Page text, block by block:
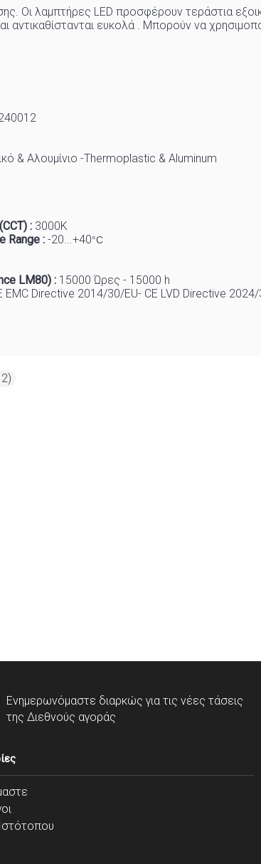
Οι λαμπτήρες LED προσφέρουν τεράστια
ευκολά . Μπορούν να
& Αλουμίνιο -Thermoplastic & Aluminum
: 3000K
Range : -20...+40°C
LM80) : 1 5000 Ώρες - 15000 h
EMC Directive 2014/30/EU- CE LVD Directive
Ενημερωνόμαστε διαρκώς για τις νέες τάσεις
της Διεθνούς αγοράς